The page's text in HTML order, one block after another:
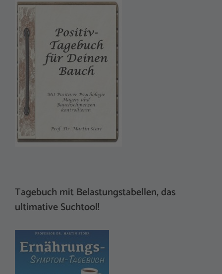
Tagebuch mit Belastungstabellen, das
ultimative Suchtool!